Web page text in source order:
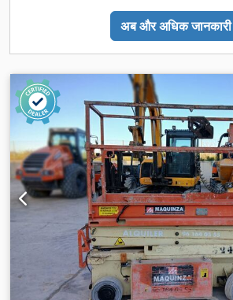
अब और अधिक जानकारी